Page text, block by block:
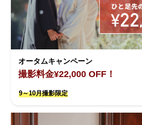
オータムキャンペーン
撮影料金¥22,000 OFF！
9～10月撮影限定